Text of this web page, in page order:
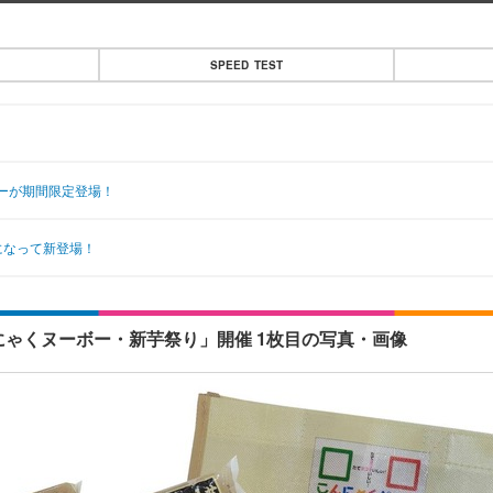
SPEED TEST
期間限定登場！
って新登場！
くヌーボー・新芋祭り」開催 1枚目の写真・画像